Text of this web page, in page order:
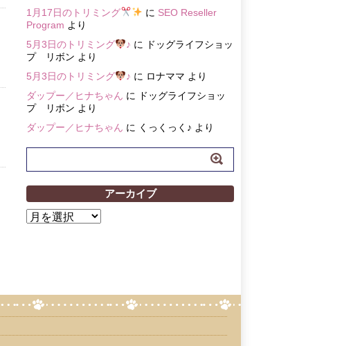
1月17日のトリミング に SEO Reseller
Program より
5月3日のトリミング
♪ に
ドッグライフショッ
プ リボン より
5月3日のトリミング
♪ に ロナママ より
ダップー／ヒナちゃん に
ドッグライフショッ
プ リボン より
ダップー／ヒナちゃん に くっくっく♪ より
アーカイブ
ア